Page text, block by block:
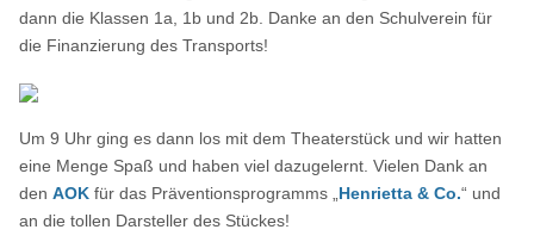
dann die Klassen 1a, 1b und 2b. Danke an den Schulverein für
die Finanzierung des Transports!
Um 9 Uhr ging es dann los mit dem Theaterstück und wir hatten
eine Menge Spaß und haben viel dazugelernt. Vielen Dank an
denAOK für das Präventionsprogramms „ Henrietta & Co.“ und
an die tollen Darsteller des Stückes!